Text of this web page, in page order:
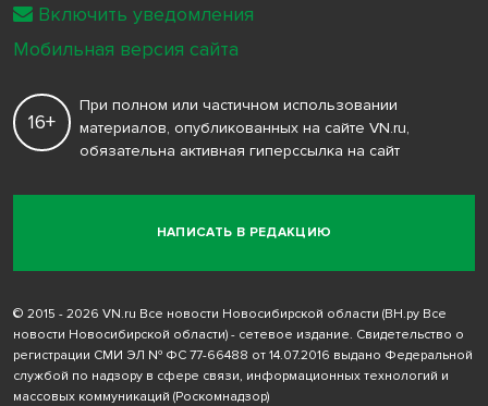
НАПИСАТЬ В РЕДАКЦИЮ
16+
При полном или частичном использовании
материалов, опубликованных на сайте VN.ru,
обязательна активная гиперссылка на сайт
© 2015 - 2026 VN.ru Все новости Новосибирской области (ВН.ру Все
новости Новосибирской области) - сетевое издание. Свидетельство о
регистрации СМИ ЭЛ № ФС 77-66488 от 14.07.2016 выдано Федеральной
службой по надзору в сфере связи, информационных технологий и
массовых коммуникаций (Роскомнадзор)
Включить уведомления
Мобильная версия сайта